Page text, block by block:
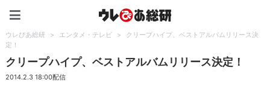
ウレぴあ総研 > エンタメ・テレビ >
クリープハイプ、ベストアルバムリリース決
定！
クリープハイプ、ベストアルバムリリース決定！
2014.2.3 18:00配信